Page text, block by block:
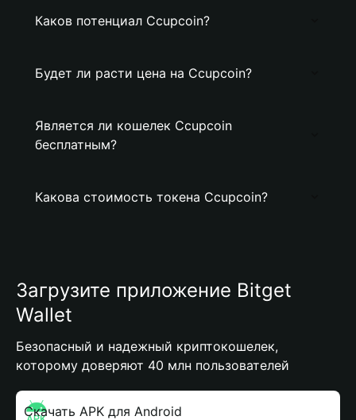
Каков потенциал Ccupcoin?
Будет ли расти цена на Ccupcoin?
Является ли кошелек Ccupcoin
бесплатным?
Какова стоимость токена Ccupcoin?
Загрузите приложение Bitget
Wallet
Безопасный и надежный криптокошелек,
которому доверяют 40 млн пользователей
Скачать APK для Android